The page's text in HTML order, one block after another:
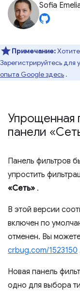
Sofia
Примечание:
Зарегистрируйтесь для
опыта Google здесь .
Упрощенная
панели
Панель фильтров
упростить
«Сеть» .
В этой версии
включен по
отменен. Вы
crbug.com/1523150
Новая панель
одно для выбора